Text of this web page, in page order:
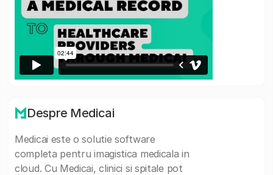
Despre Medicai
Medicai este o solutie software
completa pentru imagistica medicala in
cloud. Cu Medicai, clinici si spitale pot